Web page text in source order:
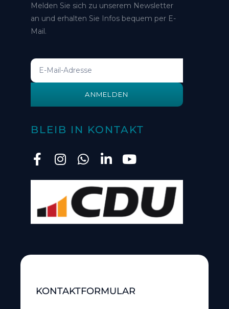
Melden Sie sich zu unserem Newsletter
an und erhalten Sie Infos bequem per E-
Mail.
ANMELDEN
BLEIB IN KONTAKT
KONTAKTFORMULAR